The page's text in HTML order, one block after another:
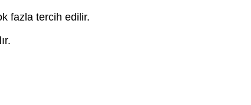
fazla tercih edilir.